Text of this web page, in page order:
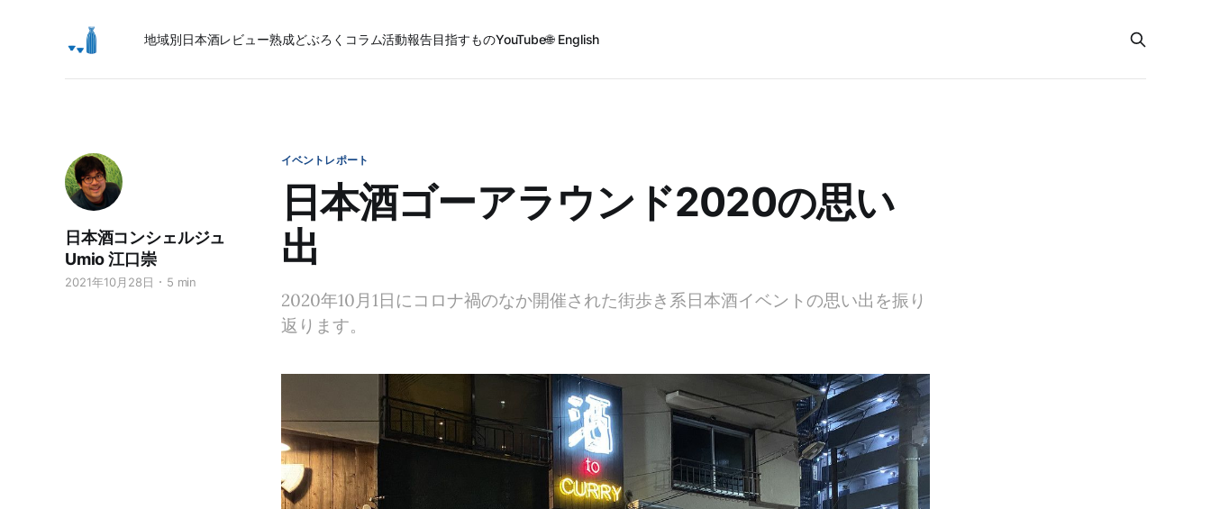
地域別日本酒レビュー熟成どぶろく コラム活動報告目指すものYouTube🌐 English
イベントレポート
日本酒ゴーアラウンド2020の思い
出
日本酒コンシェルジュ
Umio 江口崇
2021年10月28日 5 min
2020年10月1日にコロナ禍のなか開催された街歩き系日本酒イベントの思い出を振り
返ります。